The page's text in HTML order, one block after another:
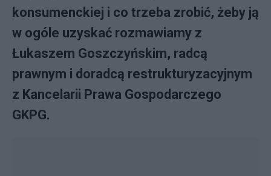
konsumenckiej i co trzeba zrobić, żeby ją
w ogóle uzyskać rozmawiamy z
Łukaszem Goszczyńskim, radcą
prawnym i doradcą restrukturyzacyjnym
z Kancelarii Prawa Gospodarczego
GKPG.